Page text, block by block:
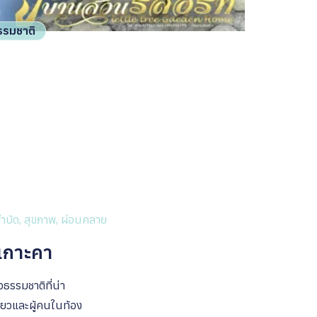
มชาติ
บัด, สุขภาพ, ผ่อนคลาย
าะคา
รรมชาติที่น่า
วและผู้คนในท้อง